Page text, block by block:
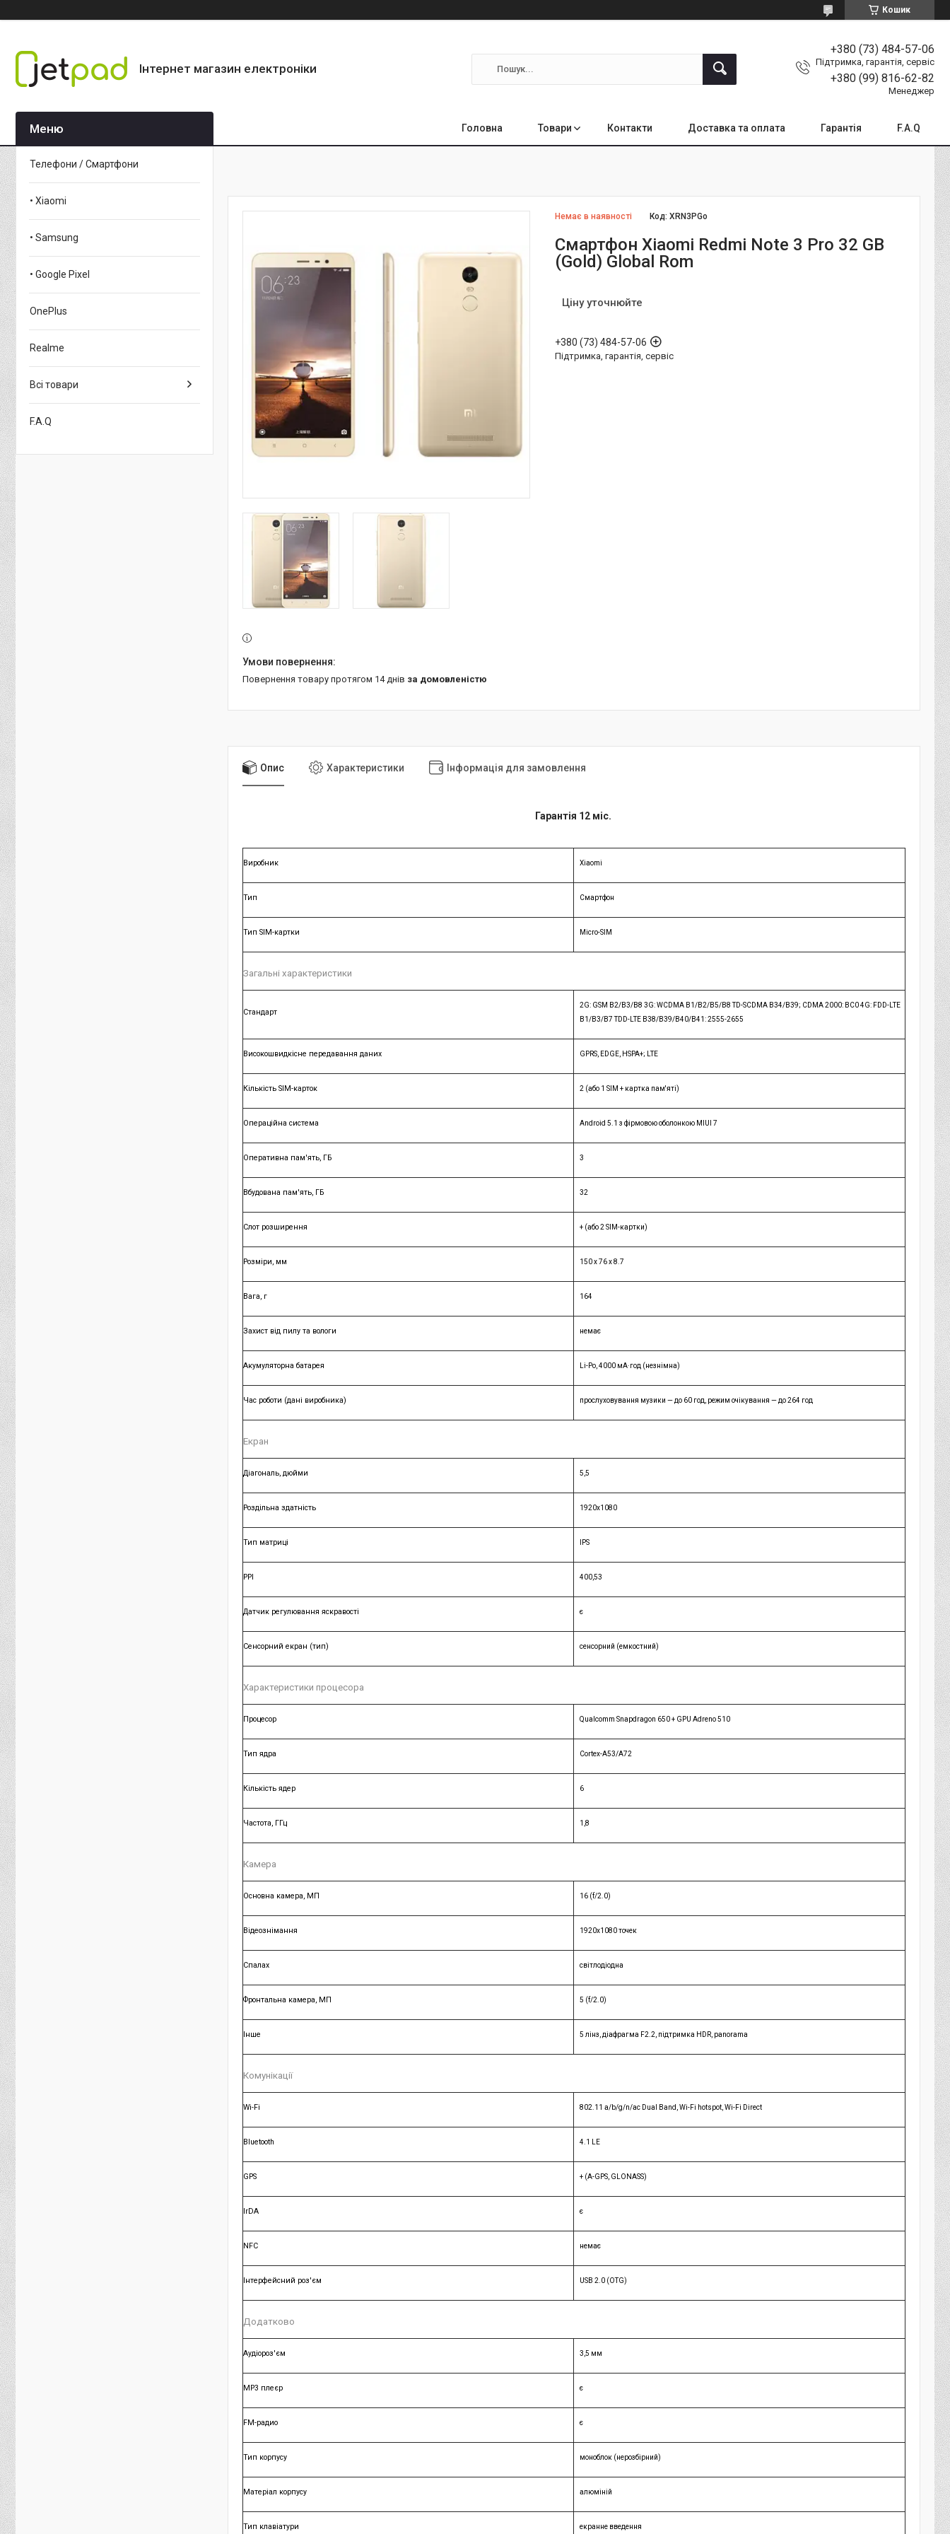
Кошик
Інтернет магазин електроніки
+380 (73) 484-57-06
Підтримка, гарантія, сервіс
+380 (99) 816-62-82
Менеджер
Головна Товари Контакти Доставка та оплата Гарантія F.A.Q
Немає в наявності Код:XRN3PGo
Смартфон Xiaomi Redmi Note 3 Pro 32 GB
(Gold) Global Rom
Ціну уточнюйте
+380 (73) 484-57-06
Підтримка, гарантія, сервіс
повернення товару протягом 14 днів за домовленістю
Опис Характеристики Інформація для замовлення
Гарантія 12 міс.
Виробник Xiaomi
Тип Смартфон
Тип SIM-картки Micro-SIM
Загальні характеристики
Стандарт
2G: GSM B2/B3/B8 3G: WCDMA B1/B2/B5/B8 TD-SCDMA B34/B39; CDMA 2000: BC0 4G: FDD-LTE
B1/B3/B7 TDD-LTE B38/B39/B40/B41: 2555-2655
Високошвидкісне передавання даних GPRS, EDGE, HSPA+; LTE
Кількість SIM-карток 2 (або 1 SIM + картка пам'яті)
Операційна система Android 5.1 з фірмовою оболонкою MIUI 7
Оперативна пам'ять, ГБ 3
Вбудована пам'ять, ГБ 32
Слот розширення + (або 2 SIM-картки)
Розміри, мм 150 x 76 x 8.7
Вага, г 164
Захист від пилу та вологи немає
Акумуляторна батарея Li-Po, 4000 мА·год (незнімна)
Час роботи (дані виробника) прослуховування музики — до 60 год, режим очікування — до 264 год
Екран
Діагональ, дюйми 5,5
Роздільна здатність 1920х1080
Тип матриці IPS
PPI 400,53
Датчик регулювання яскравості є
Сенсорний екран (тип) сенсорний (емкостний)
Характеристики процесора
Процесор Qualcomm Snapdragon 650 + GPU Adreno 510
Тип ядра Cortex-A53/A72
Кількість ядер 6
Частота, ГГц 1,8
Камера
Основна камера, МП 16 (f/2.0)
Відеознімання 1920x1080 точек
Спалах світлодіодна
Фронтальна камера, МП 5 (f/2.0)
Інше 5 лінз, діафрагма F2.2, підтримка HDR, panorama
Комунікації
Wi-Fi 802.11 a/b/g/n/ac Dual Band, Wi-Fi hotspot, Wi-Fi Direct
Bluetooth 4.1 LE
GPS + (A-GPS, GLONASS)
IrDA є
NFC немає
Інтерфейсний роз'єм USB 2.0 (OTG)
Додатково
Аудіороз'єм 3,5 мм
MP3 плеєр є
FM-радио є
Тип корпусу моноблок (нерозбірний)
Матеріал корпусу алюміній
Тип клавіатури екранне введення
Телефони / Смартфони
• Xiaomi
• Samsung
• Google Pixel
OnePlus
Realme
Всі товари
F.A.Q